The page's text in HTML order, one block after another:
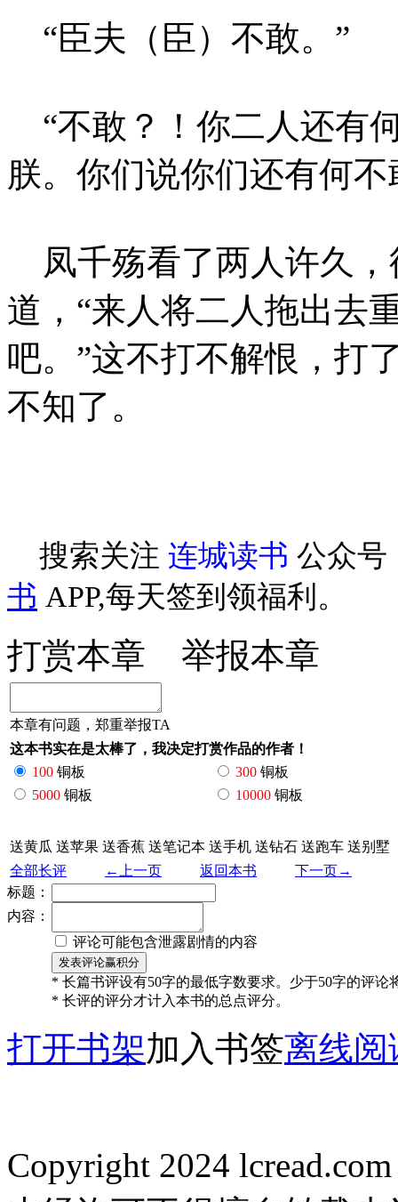
“臣夫（臣）不敢。”
“不敢？！你二人还有
朕。你们说你们还有何
凤千殇看了两人许久，
道，“来人将二人拖出去
吧。”这不打不解恨，打
不知了。
搜索关注 连城读书 公众号
书 APP,每天签到领福利。
打赏本章 举报本章
本章有问题，郑重举报TA
这本书实在是太棒了，我决定打赏作品的作者！
100 铜板 300 铜板
5000 铜板 10000 铜板
送黄瓜 送苹果 送香蕉 送笔记本 送手机 送钻石 送跑车 送别墅
全部长评
←上一页 返回本书
下一页→
标题：
内容：
评论可能包含泄露剧情的内容
* 长篇书评设有50字的最低字数要求。少于50字的评论
* 长评的评分才计入本书的总点评分。
打开书架加入书签离线阅
Copyright 2024